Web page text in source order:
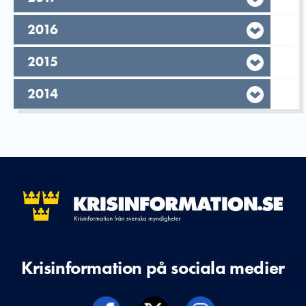
År,
2016
År,
2015
År,
2014
Krisinformation på sociala medier